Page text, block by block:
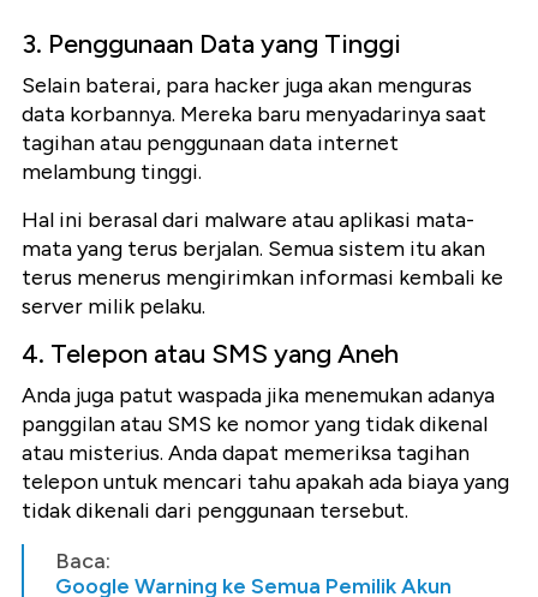
3. Penggunaan Data yang Tinggi
Selain baterai, para hacker juga akan menguras
data korbannya. Mereka baru menyadarinya saat
tagihan atau penggunaan data internet
melambung tinggi.
Hal ini berasal dari malware atau aplikasi mata-
mata yang terus berjalan. Semua sistem itu akan
terus menerus mengirimkan informasi kembali ke
server milik pelaku.
4. Telepon atau SMS yang Aneh
Anda juga patut waspada jika menemukan adanya
panggilan atau SMS ke nomor yang tidak dikenal
atau misterius. Anda dapat memeriksa tagihan
telepon untuk mencari tahu apakah ada biaya yang
tidak dikenali dari penggunaan tersebut.
Baca:
Google Warning ke Semua Pemilik Akun